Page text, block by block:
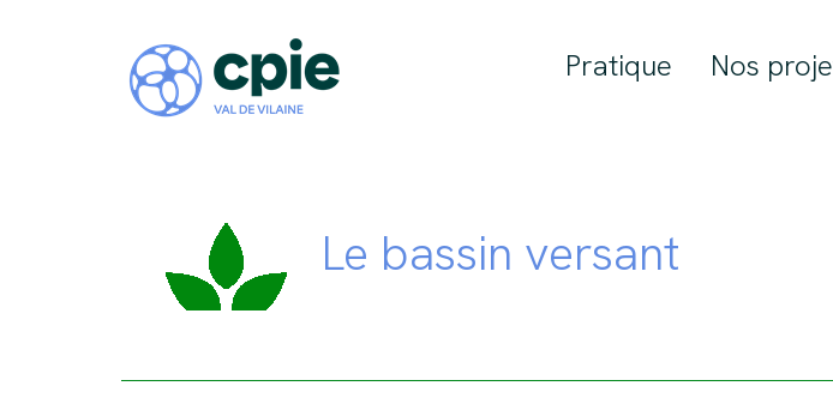
Pratique Nos
Le bassin versant